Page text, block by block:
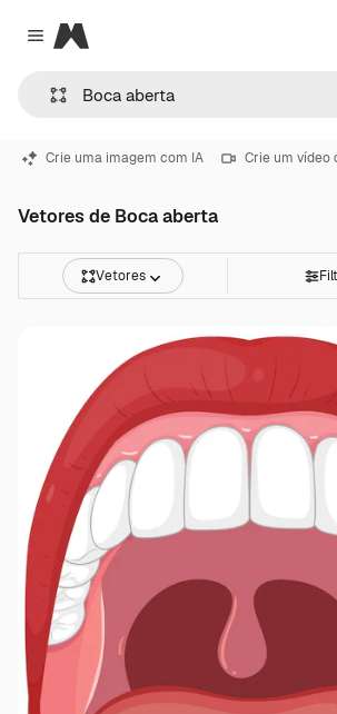
Close menu
Magnific
Crie uma imagem com IA Crie um vídeo
Vetores de Boca aberta
Vetores